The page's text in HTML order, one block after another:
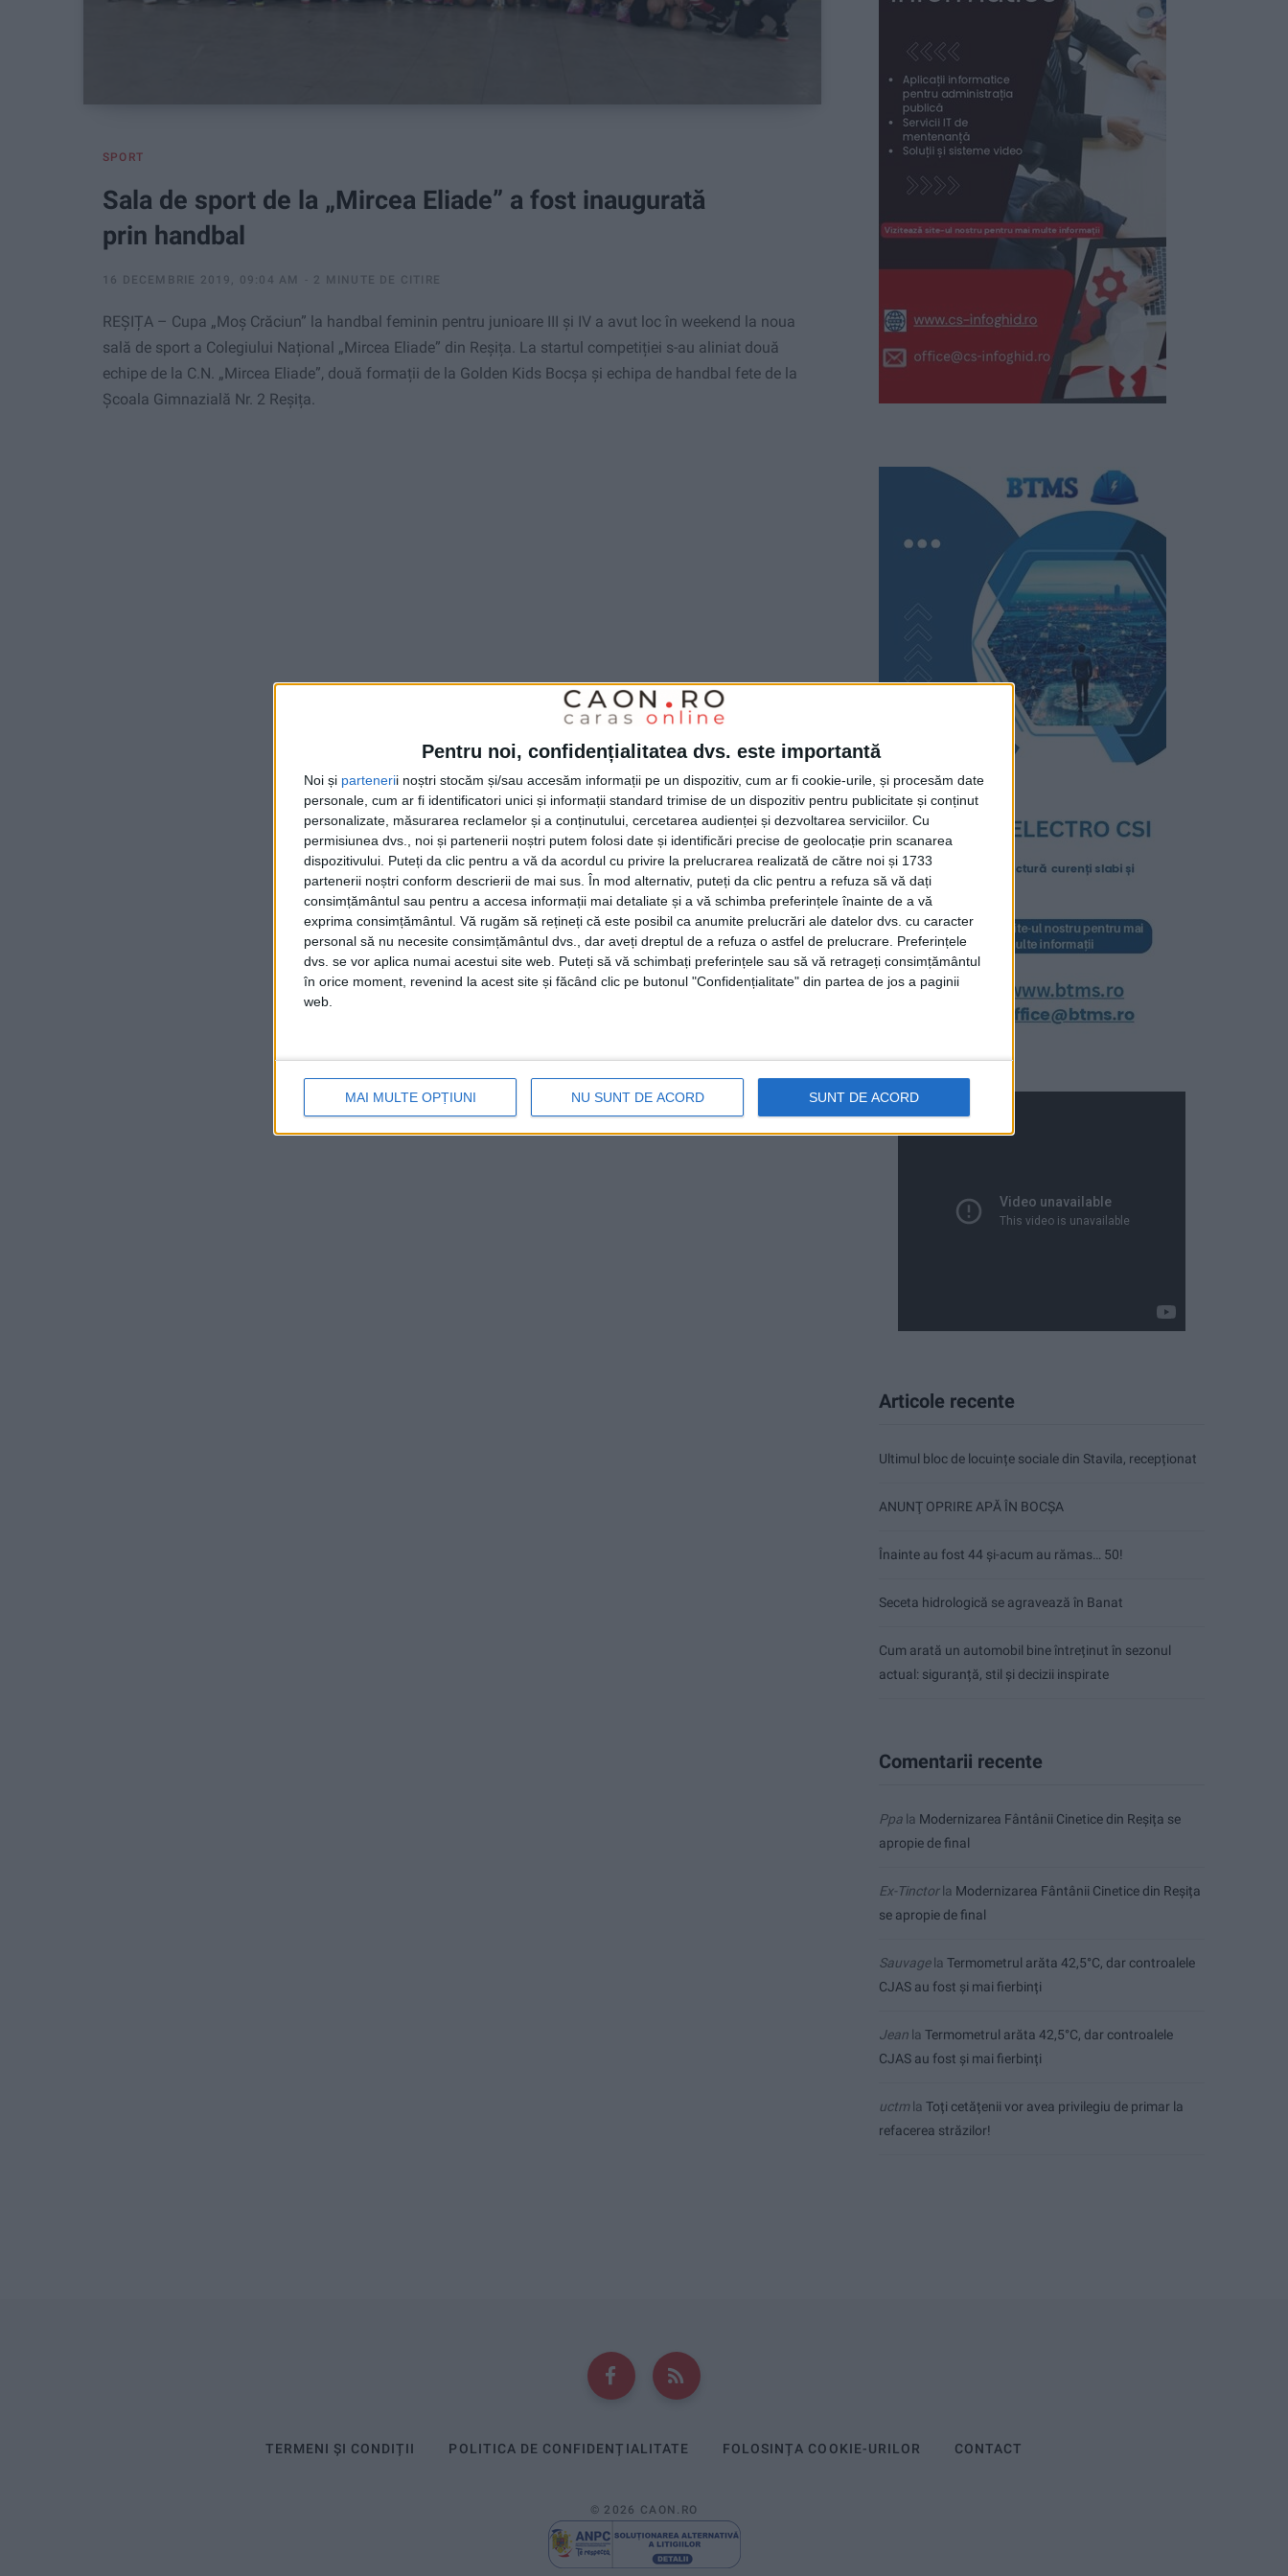
Pentru noi, confidențialitatea dvs. este importantă
Noi și partenerii noștri stocăm și/sau accesăm informații pe un dispozitiv, cum ar fi cookie-urile, și procesăm date
personale, cum ar fi identificatori unici și informații standard trimise de un dispozitiv pentru publicitate și conținut
personalizate, măsurarea reclamelor și a conținutului, cercetarea audienței și dezvoltarea serviciilor. Cu
permisiunea dvs., noi și partenerii noștri putem folosi date și identificări precise de geolocație prin scanarea
dispozitivului. Puteți da clic pentru a vă da acordul cu privire la prelucrarea realizată de către noi și 1733
partenerii noștri conform descrierii de mai sus. În mod alternativ, puteți da clic pentru a refuza să vă dați
consimțământul sau pentru a accesa informații mai detaliate și a vă schimba preferințele înainte de a vă
exprima consimțământul. Vă rugăm să rețineți că este posibil ca anumite prelucrări ale datelor dvs. cu caracter
personal să nu necesite consimțământul dvs., dar aveți dreptul de a refuza o astfel de prelucrare. Preferințele
dvs. se vor aplica numai acestui site web. Puteți să vă schimbați preferințele sau să vă retrageți consimțământul
în orice moment, revenind la acest site și făcând clic pe butonul "Confidențialitate" din partea de jos a paginii
web.
MAI MULTE OPȚIUNI NU SUNT DE ACORD SUNT DE ACORD
SPORT
Sala de sport de la „Mircea Eliade” a fost inaugurată
prin handbal
16 DECEMBRIE 2019, 09:04 AM 2 MINUTE DE CITIRE
REȘIȚA – Cupa „Moș Crăciun” la handbal feminin pentru junioare III și IV a avut loc în weekend la noua
sală de sport a Colegiului Național „Mircea Eliade” din Reșița. La startul competiției s-au aliniat două
echipe de la C.N. „Mircea Eliade”, două formații de la Golden Kids Bocșa și echipa de handbal fete de la
Școala Gimnazială Nr. 2 Reșița.
Articole recente
Ultimul bloc de locuințe sociale din Stavila, recepționat
ANUNŢ OPRIRE APĂ ÎN BOCȘA
Înainte au fost 44 și-acum au rămas… 50!
Seceta hidrologică se agravează în Banat
Cum arată un automobil bine întreținut în sezonul
actual: siguranță, stil și decizii inspirate
Comentarii recente
Ppa la Modernizarea Fântânii Cinetice din Reșița se
apropie de final
Ex-Tinctorla Modernizarea Fântânii Cinetice din Reșița
se apropie de final
Sauvagela Termometrul arăta 42,5°C, dar controalele
CJAS au fost și mai fierbinți
Jean la Termometrul arăta 42,5°C, dar controalele
CJAS au fost și mai fierbinți
uctmla Toți cetățenii vor avea privilegiu de primar la
refacerea străzilor!
TERMENI ȘI CONDIȚII POLITICA DE CONFIDENȚIALITATE FOLOSINȚA COOKIE-URILOR CONTACT
© 2026 CAON.RO